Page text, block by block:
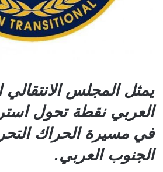
يمثل المجلس الانتقالي
العربي نقطة تحول
في مسيرة الحراك
الجنوب العربي.